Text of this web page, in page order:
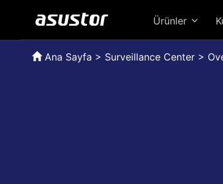
Ürünler
Ana Sayfa > Surveillance Center >